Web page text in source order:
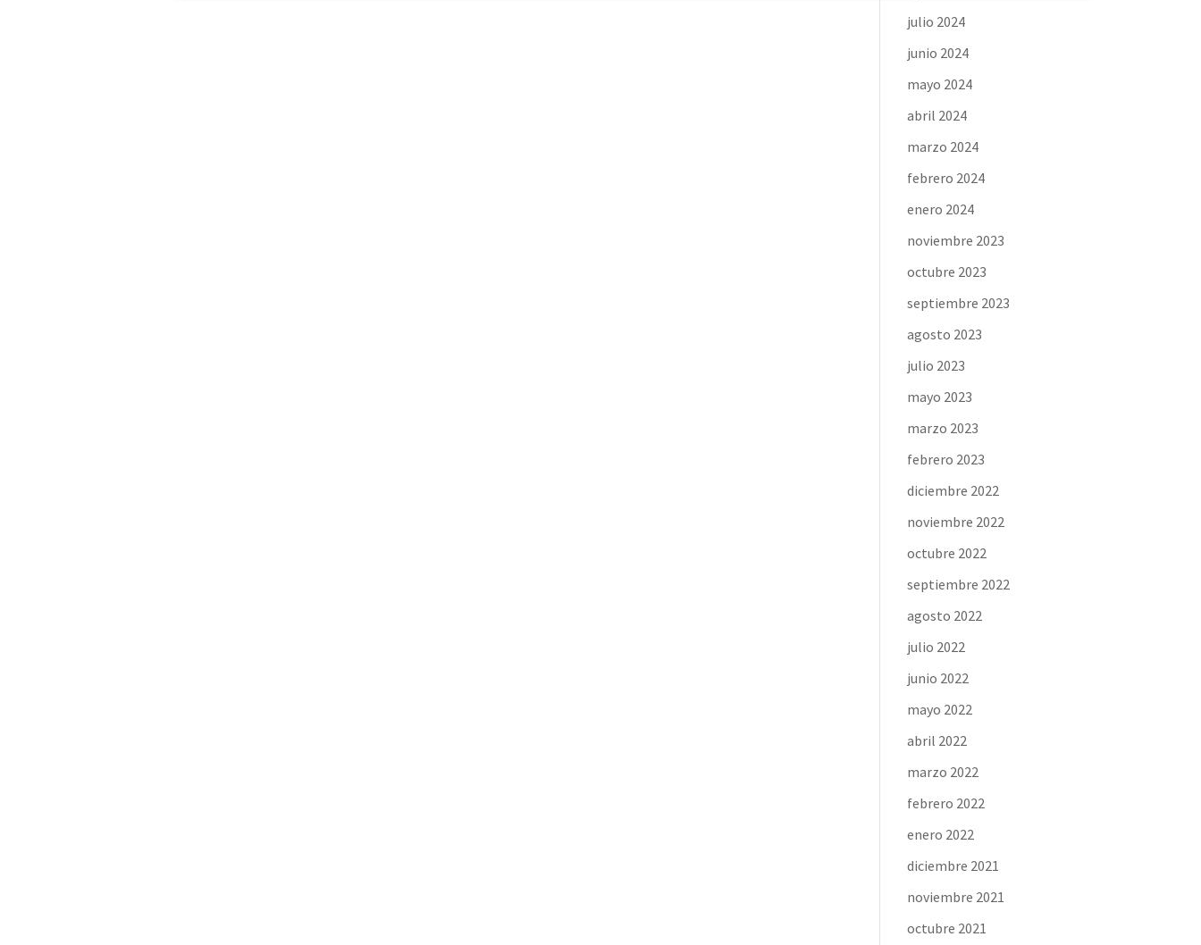
julio 2024
junio 2024
mayo 2024
abril 2024
marzo 2024
febrero 2024
enero 2024
noviembre 2023
octubre 2023
septiembre 2023
agosto 2023
julio 2023
mayo 2023
marzo 2023
febrero 2023
diciembre 2022
noviembre 2022
octubre 2022
septiembre 2022
agosto 2022
julio 2022
junio 2022
mayo 2022
abril 2022
marzo 2022
febrero 2022
enero 2022
diciembre 2021
noviembre 2021
octubre 2021